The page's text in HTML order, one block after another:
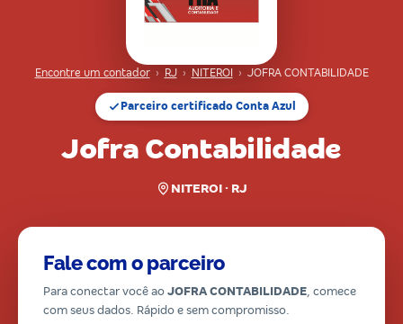
Encontre um contador › RJ › NITEROI › JOFRA CONTABILIDADE
Parceiro certificado Conta Azul
Jofra Contabilidade
NITEROI · RJ
Fale com o parceiro
Para conectar você ao JOFRA CONTABILIDADE, comece
com seus dados. Rápido e sem compromisso.